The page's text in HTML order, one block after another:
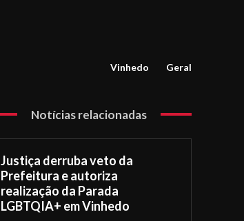
Vinhedo Geral
Notícias relacionadas
Justiça derruba veto da
Prefeitura e autoriza
realização da Parada
LGBTQIA+ em Vinhedo